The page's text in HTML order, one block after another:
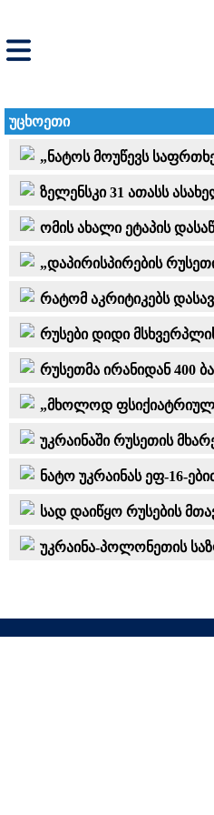
უცხოეთი
„ნატოს მოუწევს
ზელენსკი 31 ათასს
ომის ახალი ეტაპის
„დაპირისპირების
რატომ აკრიტიკებს
რუსები დიდი
რუსეთმა ირანიდან 400
„მხოლოდ ფსიქიატრიული
უკრაინაში რუსეთის
ნატო უკრაინას ეფ-16-
სად დაიწყო რუსების
უკრაინა-პოლონეთის